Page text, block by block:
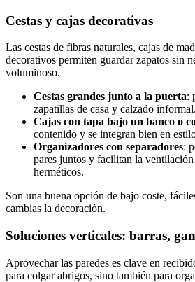
Cestas y cajas decorativas
Las cestas de fibras naturales, cajas de
decorativos permiten guardar zapatos sin
voluminoso.
Cestas grandes junto a la puerta:
zapatillas de casa y calzado informal.
Cajas con tapa bajo un banco o
contenido y se integran bien en
Organizadores con separadores:
pares juntos y facilitan la
herméticos.
Son una buena opción de bajo coste,
cambias la decoración.
Soluciones verticales: barras,
Aprovechar las paredes es clave en
para colgar abrigos, sino también para